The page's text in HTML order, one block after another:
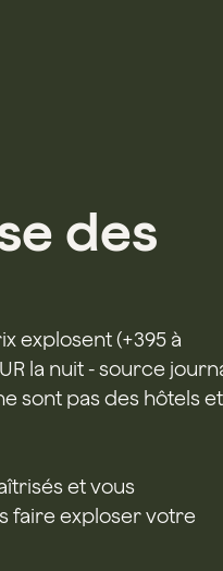
des
explosent (+395 à
la nuit - source
sont pas des hôtels et
et vous
faire exploser votre